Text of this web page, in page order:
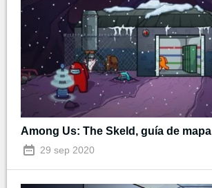
Among Us: The Skeld, guía de mapa
29 sep 2020